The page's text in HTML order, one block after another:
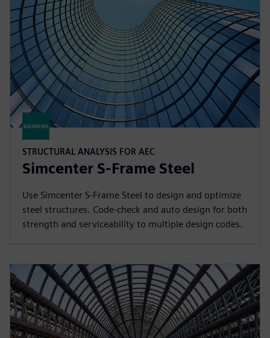
STRUCTURAL ANALYSIS FOR AEC
Simcenter S-Frame Steel
Use Simcenter S-Frame Steel to design and optimize
steel structures. Code-check and auto design for both
strength and serviceability to multiple design codes.